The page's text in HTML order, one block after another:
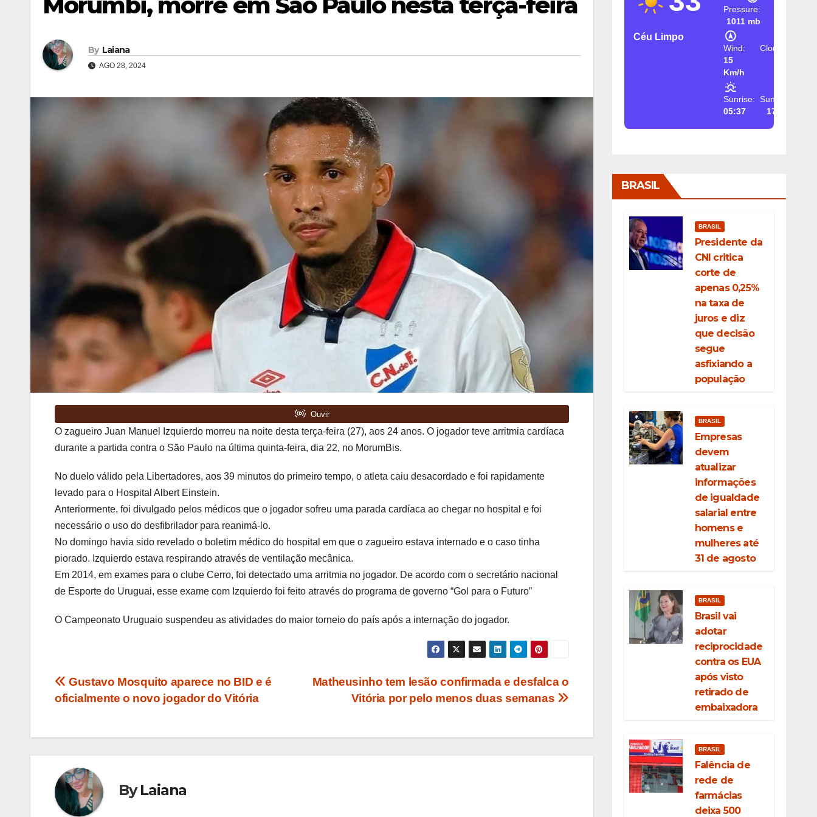
By Laiana
AGO 28, 2024
O zagueiro Juan Manuel Izquierdo morreu na noite desta terça-feira (27), aos 24 anos. O jogador teve arritmia cardíaca
durante a partida contra o São Paulo na última quinta-feira, dia 22, no MorumBis.
No duelo válido pela Libertadores, aos 39 minutos do primeiro tempo, o atleta caiu desacordado e foi rapidamente
levado para o Hospital Albert Einstein.
Anteriormente, foi divulgado pelos médicos que o jogador sofreu uma parada cardíaca ao chegar no hospital e foi
necessário o uso do desfibrilador para reanimá-lo.
No domingo havia sido revelado o boletim médico do hospital em que o zagueiro estava internado e o caso tinha
piorado. Izquierdo estava respirando através de ventilação mecânica.
Em 2014, em exames para o clube Cerro, foi detectado uma arritmia no jogador. De acordo com o secretário nacional
de Esporte do Uruguai, esse exame com Izquierdo foi feito através do programa de governo “Gol para o Futuro”
O Campeonato Uruguaio suspendeu as atividades do maior torneio do país após a internação do jogador.
Navegação
Post
Matheusinho tem lesão confirmada e desfalca o
Vitória por pelo menos duas semanas
Gustavo Mosquito aparece no BID e é
oficialmente o novo jogador do Vitória
ByLaiana
Céu Limpo
Pressure:
1011 mb
Wind:
15
Km/h
Clouds:
Sunrise:
05:37
Sunset:
17:26
BRASIL
BRASIL
Presidente da
CNI critica
corte de
apenas 0,25%
na taxa de
juros e diz
que decisão
segue
asfixiando a
população
BRASIL
Empresas
devem
atualizar
informações
de igualdade
salarial entre
homens e
mulheres até
31 de agosto
BRASIL
Brasil vai
adotar
reciprocidade
contra os EUA
após visto
retirado de
embaixadora
BRASIL
Falência de
rede de
farmácias
deixa 500